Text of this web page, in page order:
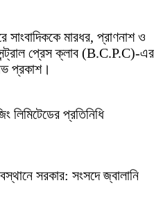
সাংবাদিককে মারধর, প্রাণনাশ ও
প্রেস ক্লাব (B.C.P.C)-এর
প্রকাশ।
লিমিটেডের প্রতিনিধি
সরকার: সংসদে জ্বালানি